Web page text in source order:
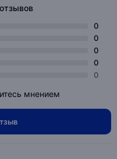
0
0
0
0
0
мнением